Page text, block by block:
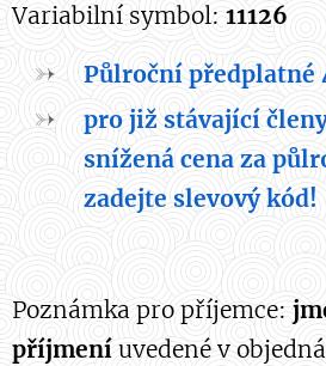
Variabilní symbol: 11126
Půlroční předplatné
pro již stávající
snížená cena za
zadejte slevový kód!
Poznámka pro příjemce:
příjmení uvedené v